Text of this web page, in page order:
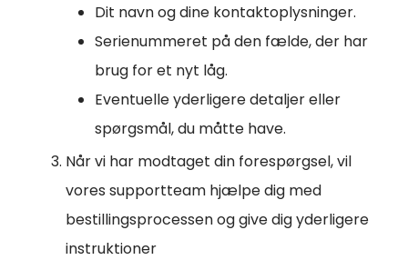
Dit navn og dine kontaktoplysninger.
Serienummeret på den fælde, der har
brug for et nyt låg.
Eventuelle yderligere detaljer eller
spørgsmål, du måtte have.
Når vi har modtaget din forespørgsel, vil
vores supportteam hjælpe dig med
bestillingsprocessen og give dig yderligere
instruktioner